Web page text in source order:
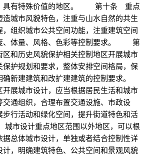
具有特殊价值的地区。 第十条 重点
城市风貌特色，注重与山水自然的共生
组织城市公共空间功能，注重建筑空间
、体量、风格、色彩等控制要求。 第
和历史风貌保护相关控制地区开展城市
护规划和要求，整体安排空间格局，保
新建建筑和改扩建建筑的控制要求。
展城市设计，应当根据居民生活和城市
交通组织，合理布置交通设施、市政设
行活动和绿化空间，提升街道特色和活
设计重点地区范围以外地区，可以根
总体城市设计，单独或者结合控制性详
，明确建筑特色、公共空间和景观风貌